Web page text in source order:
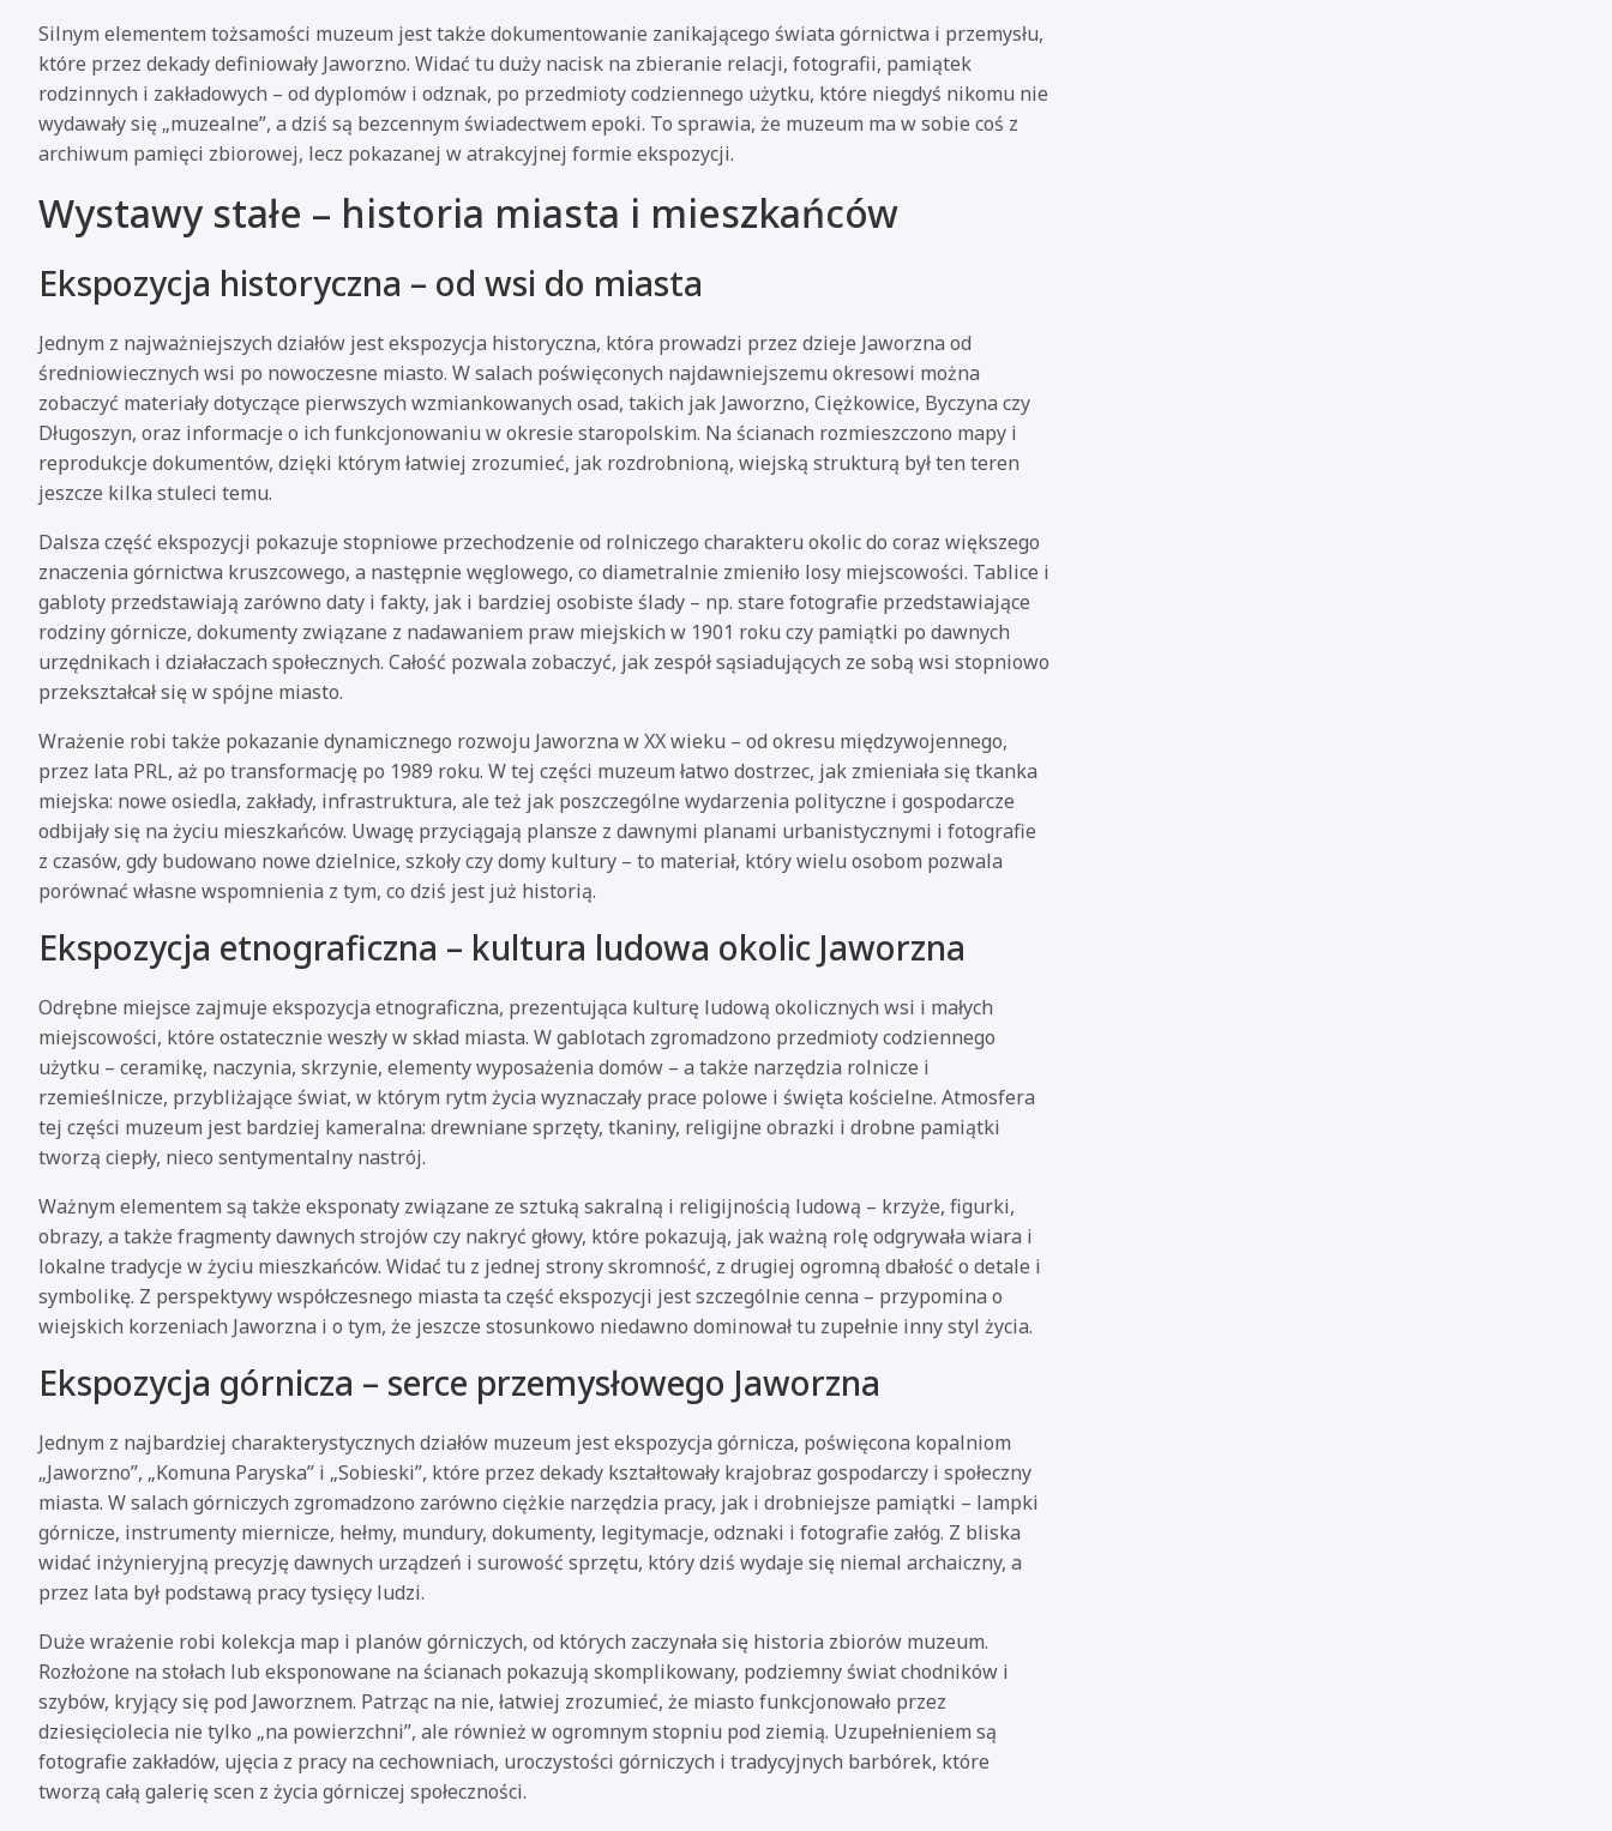
Silnym elementem tożsamości muzeum jest także dokumentowanie zanikającego świata górnictwa i przemysłu,
które przez dekady definiowały Jaworzno. Widać tu duży nacisk na zbieranie relacji, fotografii, pamiątek
rodzinnych i zakładowych – od dyplomów i odznak, po przedmioty codziennego użytku, które niegdyś nikomu nie
wydawały się „muzealne”, a dziś są bezcennym świadectwem epoki. To sprawia, że muzeum ma w sobie coś z
archiwum pamięci zbiorowej, lecz pokazanej w atrakcyjnej formie ekspozycji.
Wystawy stałe – historia miasta i mieszkańców
Ekspozycja historyczna – od wsi do miasta
Jednym z najważniejszych działów jest ekspozycja historyczna, która prowadzi przez dzieje Jaworzna od
średniowiecznych wsi po nowoczesne miasto. W salach poświęconych najdawniejszemu okresowi można
zobaczyć materiały dotyczące pierwszych wzmiankowanych osad, takich jak Jaworzno, Ciężkowice, Byczyna czy
Długoszyn, oraz informacje o ich funkcjonowaniu w okresie staropolskim. Na ścianach rozmieszczono mapy i
reprodukcje dokumentów, dzięki którym łatwiej zrozumieć, jak rozdrobnioną, wiejską strukturą był ten teren
jeszcze kilka stuleci temu.
Dalsza część ekspozycji pokazuje stopniowe przechodzenie od rolniczego charakteru okolic do coraz większego
znaczenia górnictwa kruszcowego, a następnie węglowego, co diametralnie zmieniło losy miejscowości. Tablice i
gabloty przedstawiają zarówno daty i fakty, jak i bardziej osobiste ślady – np. stare fotografie przedstawiające
rodziny górnicze, dokumenty związane z nadawaniem praw miejskich w 1901 roku czy pamiątki po dawnych
urzędnikach i działaczach społecznych. Całość pozwala zobaczyć, jak zespół sąsiadujących ze sobą wsi stopniowo
przekształcał się w spójne miasto.
Wrażenie robi także pokazanie dynamicznego rozwoju Jaworzna w XX wieku – od okresu międzywojennego,
przez lata PRL, aż po transformację po 1989 roku. W tej części muzeum łatwo dostrzec, jak zmieniała się tkanka
miejska: nowe osiedla, zakłady, infrastruktura, ale też jak poszczególne wydarzenia polityczne i gospodarcze
odbijały się na życiu mieszkańców. Uwagę przyciągają plansze z dawnymi planami urbanistycznymi i fotografie
z czasów, gdy budowano nowe dzielnice, szkoły czy domy kultury – to materiał, który wielu osobom pozwala
porównać własne wspomnienia z tym, co dziś jest już historią.
Ekspozycja etnograficzna – kultura ludowa okolic Jaworzna
Odrębne miejsce zajmuje ekspozycja etnograficzna, prezentująca kulturę ludową okolicznych wsi i małych
miejscowości, które ostatecznie weszły w skład miasta. W gablotach zgromadzono przedmioty codziennego
użytku – ceramikę, naczynia, skrzynie, elementy wyposażenia domów – a także narzędzia rolnicze i
rzemieślnicze, przybliżające świat, w którym rytm życia wyznaczały prace polowe i święta kościelne. Atmosfera
tej części muzeum jest bardziej kameralna: drewniane sprzęty, tkaniny, religijne obrazki i drobne pamiątki
tworzą ciepły, nieco sentymentalny nastrój.
Ważnym elementem są także eksponaty związane ze sztuką sakralną i religijnością ludową – krzyże, figurki,
obrazy, a także fragmenty dawnych strojów czy nakryć głowy, które pokazują, jak ważną rolę odgrywała wiara i
lokalne tradycje w życiu mieszkańców. Widać tu z jednej strony skromność, z drugiej ogromną dbałość o detale i
symbolikę. Z perspektywy współczesnego miasta ta część ekspozycji jest szczególnie cenna – przypomina o
wiejskich korzeniach Jaworzna i o tym, że jeszcze stosunkowo niedawno dominował tu zupełnie inny styl życia.
Ekspozycja górnicza – serce przemysłowego Jaworzna
Jednym z najbardziej charakterystycznych działów muzeum jest ekspozycja górnicza, poświęcona kopalniom
„Jaworzno”, „Komuna Paryska” i „Sobieski”, które przez dekady kształtowały krajobraz gospodarczy i społeczny
miasta. W salach górniczych zgromadzono zarówno ciężkie narzędzia pracy, jak i drobniejsze pamiątki – lampki
górnicze, instrumenty miernicze, hełmy, mundury, dokumenty, legitymacje, odznaki i fotografie załóg. Z bliska
widać inżynieryjną precyzję dawnych urządzeń i surowość sprzętu, który dziś wydaje się niemal archaiczny, a
przez lata był podstawą pracy tysięcy ludzi.
Duże wrażenie robi kolekcja map i planów górniczych, od których zaczynała się historia zbiorów muzeum.
Rozłożone na stołach lub eksponowane na ścianach pokazują skomplikowany, podziemny świat chodników i
szybów, kryjący się pod Jaworznem. Patrząc na nie, łatwiej zrozumieć, że miasto funkcjonowało przez
dziesięciolecia nie tylko „na powierzchni”, ale również w ogromnym stopniu pod ziemią. Uzupełnieniem są
fotografie zakładów, ujęcia z pracy na cechowniach, uroczystości górniczych i tradycyjnych barbórek, które
tworzą całą galerię scen z życia górniczej społeczności.